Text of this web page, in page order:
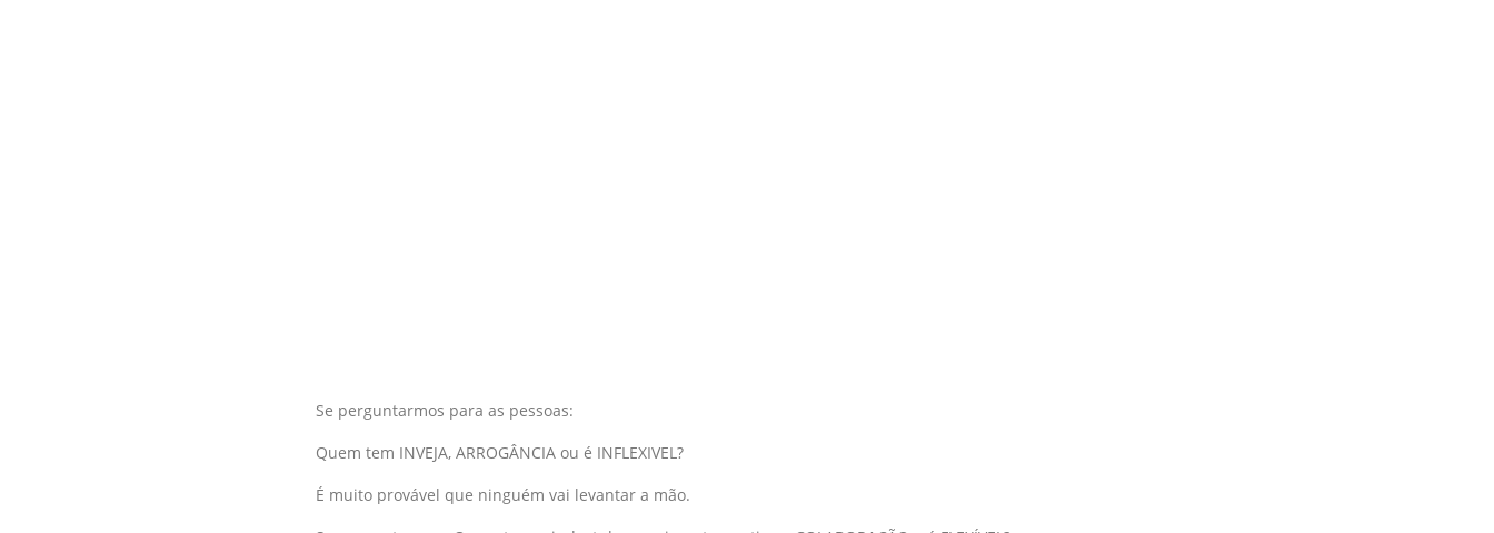
Se perguntarmos para as pessoas:
Quem tem INVEJA, ARROGÂNCIA ou é INFLEXIVEL?
É muito provável que ninguém vai levantar a mão.